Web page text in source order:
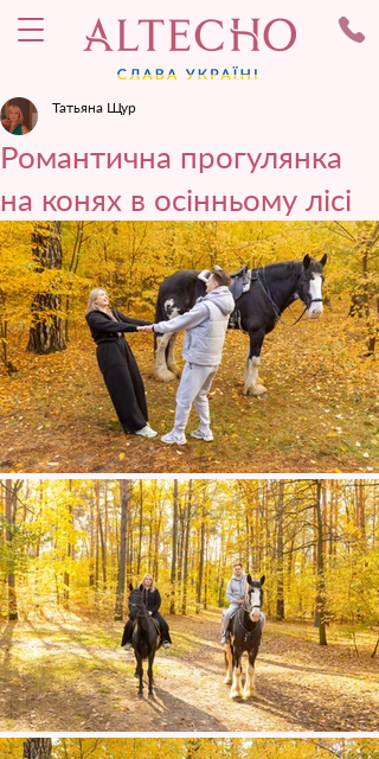
Романтична прогулянка
на конях в осінньому лісі
Татьяна Щур